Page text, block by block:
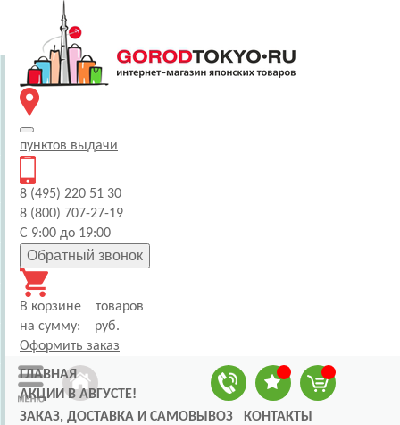
пунктов выдачи
8 (495) 220 51 30
8 (800) 707-27-19
С 9:00 до 19:00
Обратный звонок
В корзине
товаров
на сумму:
руб.
Оформить заказ
ГЛАВНАЯ
АКЦИИ В АВГУСТЕ!
ЗАКАЗ, ДОСТАВКА И САМОВЫВОЗ
КОНТАКТЫ